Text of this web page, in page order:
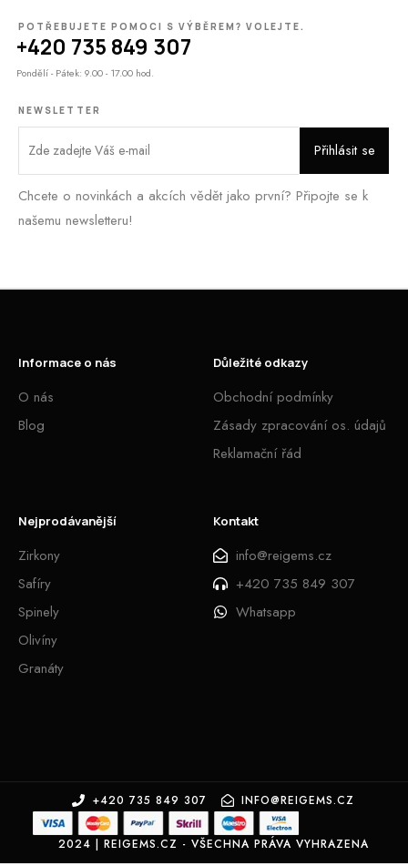
POTŘEBUJETE POMOCI S VÝBĚREM? VOLEJTE.
+420 735 849 307
Pondělí - Pátek: 9.00 - 17.00 hod.
NEWSLETTER
Chcete o novinkách a akcích vědět jako první? Připojte se k
našemu newsletteru!
Informace o nás
O nás
Blog
Důležité odkazy
Obchodní podmínky
Zásady zpracování os. údajů
Reklamační řád
Nejprodávanější
Zirkony
Safíry
Spinely
Olivíny
Granáty
Kontakt
info@reigems.cz
+420 735 849 307
Whatsapp
+420 735 849 307 INFO@REIGEMS.CZ
2024 | REIGEMS.CZ - VŠECHNA PRÁVA VYHRAZENA